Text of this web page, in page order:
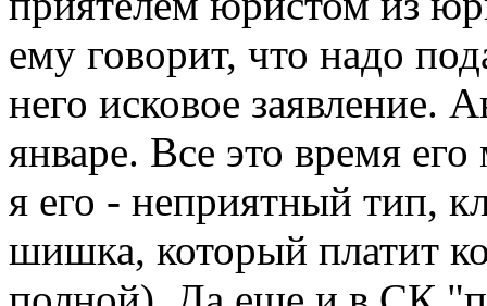
ему говорит, что надо
него исковое заявление.
январе. Все это время
я его - неприятный тип,
шишка, который платит